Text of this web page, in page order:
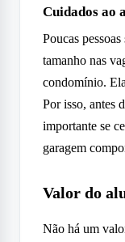
Cuidados ao
Poucas
tamanho nas
condomínio.
Por isso, antes
importante se
garagem
Valor do
Não há um